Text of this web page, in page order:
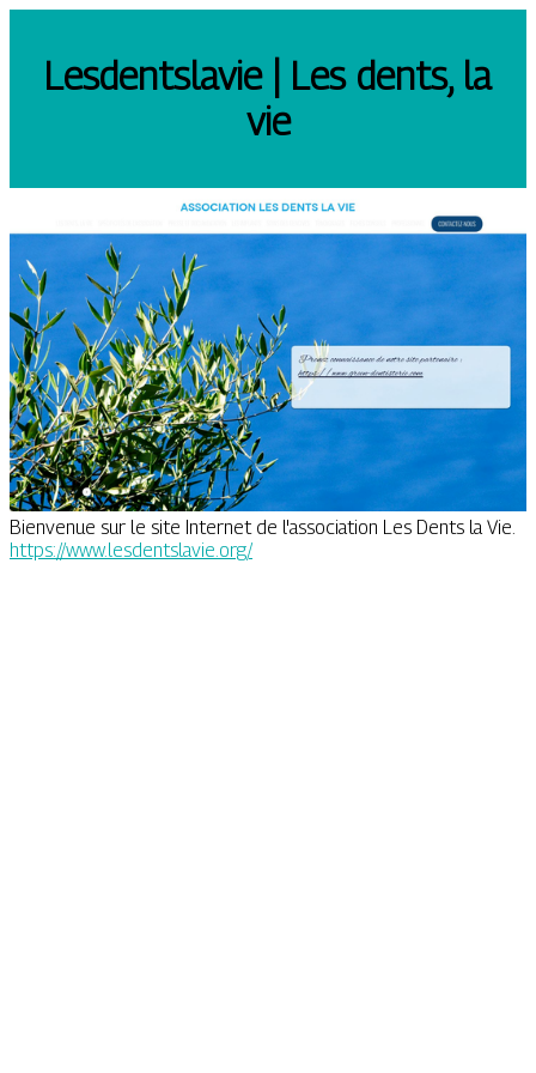
Les­dents­la­vie | Les dents, la
vie
Bienvenue sur le site Internet de l'association Les Dents la Vie.
https://www.lesdentslavie.org/